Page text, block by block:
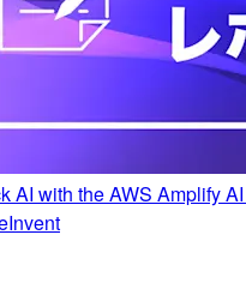
AI with the AWS Amplify